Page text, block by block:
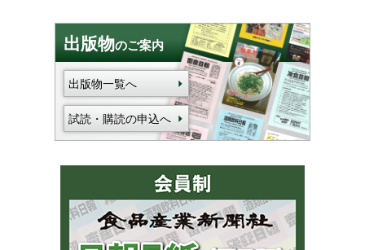
出版物のご案内
出版物一覧へ
試読・購読の申込へ